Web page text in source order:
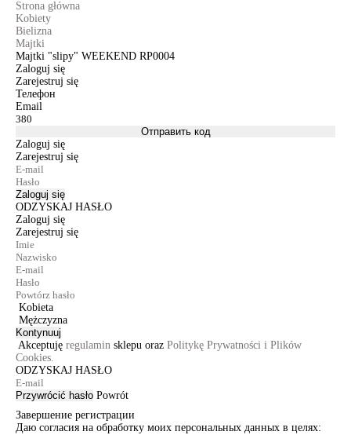
Strona główna
Kobiety
Bielizna
Majtki
Majtki "slipy" WEEKEND RP0004
Zaloguj się
Zarejestruj się
Телефон
Email
Отправить код
Zaloguj się
Zarejestruj się
Zaloguj się
ODZYSKAJ HASŁO
Zaloguj się
Zarejestruj się
Kobieta
Mężczyzna
Kontynuuj
Akceptuję regulamin sklepu oraz Politykę Prywatności i Plików
Cookies.
ODZYSKAJ HASŁO
Przywrócić hasło Powrót
Завершение регистрации
Даю согласия на обработку моих персональных данных в целях: